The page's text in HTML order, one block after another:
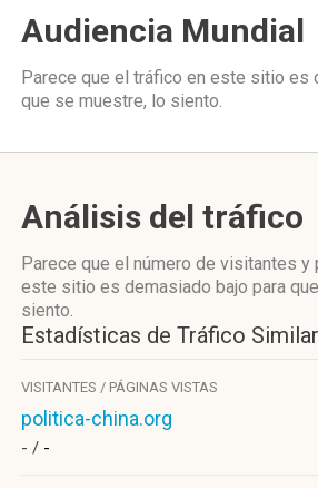
Audiencia Mundial
Parece que el tráfico en este sitio es
que se muestre, lo siento.
Análisis del tráfico
Parece que el número de visitantes y
este sitio es demasiado bajo para
siento.
Estadísticas de Tráfico
VISITANTES / PÁGINAS VISTAS
politica-china.org
- / -